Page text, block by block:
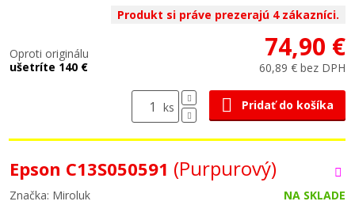
Produkt si práve prezerajú 4 zákazníci.
Oproti originálu
ušetríte 140 €
74,90 €
60,89 € bez DPH
ks Pridať do košíka
Epson C13S050591 (Purpurový)
Značka: Miroluk
NA SKLADE